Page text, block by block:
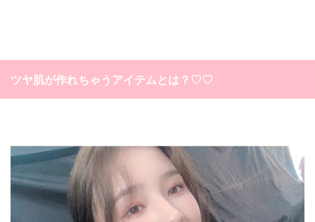
ツヤ肌が作れちゃうアイテムとは？♡♡